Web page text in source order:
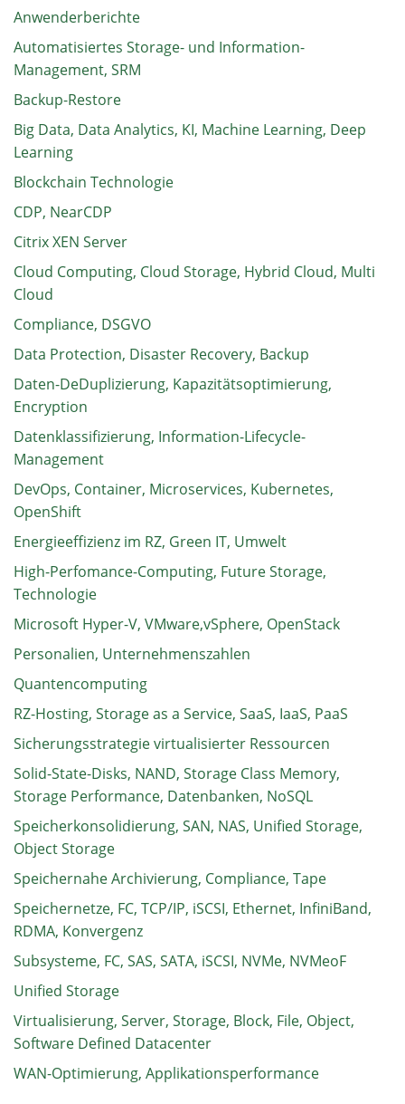
Anwenderberichte
Automatisiertes Storage- und Information-
Management, SRM
Backup-Restore
Big Data, Data Analytics, KI, Machine Learning, Deep
Learning
Blockchain Technologie
CDP, NearCDP
Citrix XEN Server
Cloud Computing, Cloud Storage, Hybrid Cloud, Multi
Cloud
Compliance, DSGVO
Data Protection, Disaster Recovery, Backup
Daten-DeDuplizierung, Kapazitätsoptimierung,
Encryption
Datenklassifizierung, Information-Lifecycle-
Management
DevOps, Container, Microservices, Kubernetes,
OpenShift
Energieeffizienz im RZ, Green IT, Umwelt
High-Perfomance-Computing, Future Storage,
Technologie
Microsoft Hyper-V, VMware,vSphere, OpenStack
Personalien, Unternehmenszahlen
Quantencomputing
RZ-Hosting, Storage as a Service, SaaS, IaaS, PaaS
Sicherungsstrategie virtualisierter Ressourcen
Solid-State-Disks, NAND, Storage Class Memory,
Storage Performance, Datenbanken, NoSQL
Speicherkonsolidierung, SAN, NAS, Unified Storage,
Object Storage
Speichernahe Archivierung, Compliance, Tape
Speichernetze, FC, TCP/IP, iSCSI, Ethernet, InfiniBand,
RDMA, Konvergenz
Subsysteme, FC, SAS, SATA, iSCSI, NVMe, NVMeoF
Unified Storage
Virtualisierung, Server, Storage, Block, File, Object,
Software Defined Datacenter
WAN-Optimierung, Applikationsperformance